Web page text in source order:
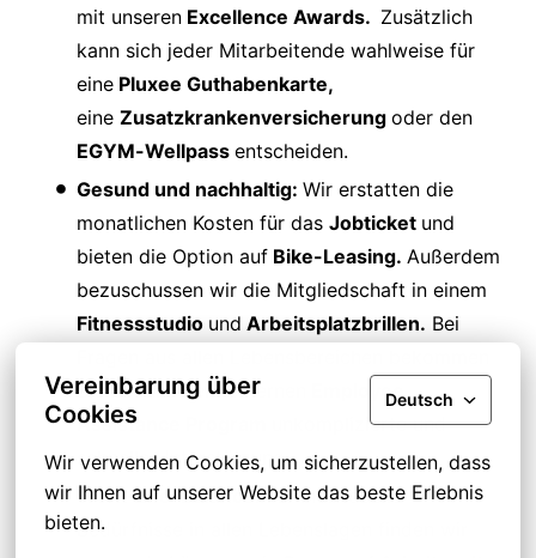
Vereinbarung über
Cookies
Deutsch
Wir verwenden Cookies, um sicherzustellen, dass
wir Ihnen auf unserer Website das beste Erlebnis
bieten.
mit unseren Excellence Awards. Zusätzlich
kann sich jeder Mitarbeitende wahlweise für
eine Pluxee Guthabenkarte,
eine Zusatzkrankenversicherung oder den
EGYM-Wellpass entscheiden.
Gesund und nachhaltig: Wir erstatten die
monatlichen Kosten für das Jobticket und
bieten die Option auf Bike-Leasing. Außerdem
bezuschussen wir die Mitgliedschaft in einem
Fitnessstudio und Arbeitsplatzbrillen. Bei
Sie mit unserem externen
Employee
Assistance Program
unkomplizierte und
schnelle Unterstützung.
Work-Life-Balance:Für individuelle
Bedürfnisse in allen Lebenslagen finden wir